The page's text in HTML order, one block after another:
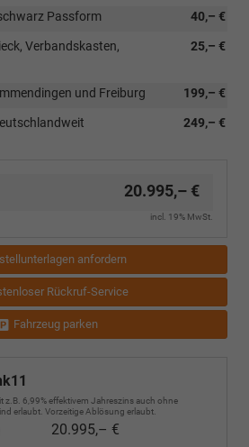
40,– €
Passform
25,– €
Verbandskasten,
199,– €
und Freiburg
249,– €
20.995,– €
incl. 19% MwSt.
anfordern
Rückruf-Service
Fahrzeug parken
z.B. 6,99% effektivem Jahreszins auch ohne
erlaubt. Vorzeitige Ablösung erlaubt.
20.995,– €